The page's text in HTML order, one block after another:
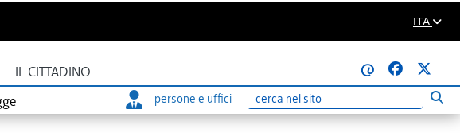
ITA
IL CITTADINO
@
persone e uffici
Ricerca